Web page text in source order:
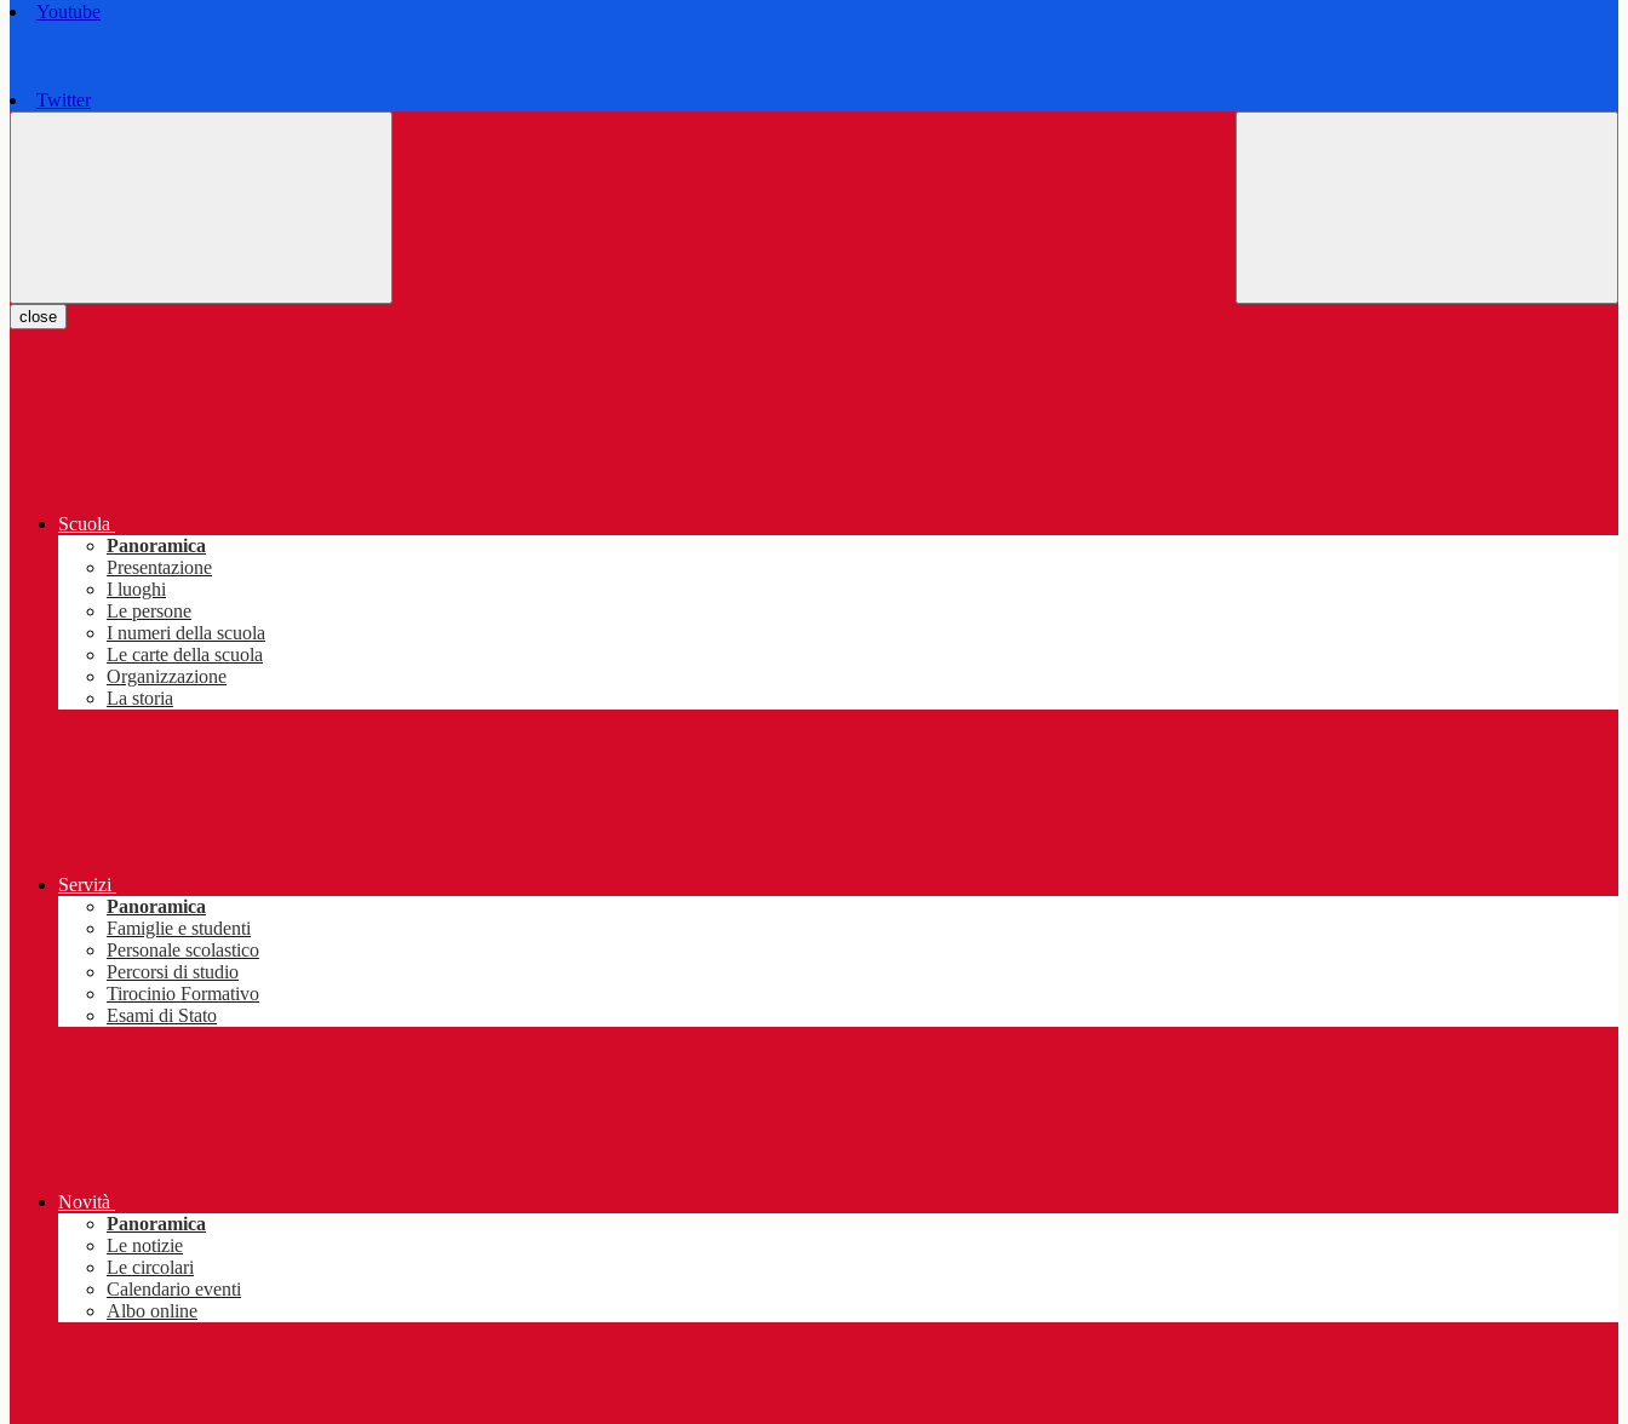
Youtube
Twitter
close
Scuola
Panoramica
Presentazione
I luoghi
Le persone
I numeri della scuola
Le carte della scuola
Organizzazione
La storia
Servizi
Panoramica
Famiglie e studenti
Personale scolastico
Percorsi di studio
Tirocinio Formativo
Esami di Stato
Novità
Panoramica
Le notizie
Le circolari
Calendario eventi
Albo online